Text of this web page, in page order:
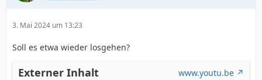
3. Mai 2024 um 13:23
Soll es etwa wieder losgehen?
Externer Inhalt
www.youtu.be